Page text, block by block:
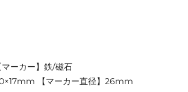
ーカー】鉄/磁石
【マーカー直径】26mm